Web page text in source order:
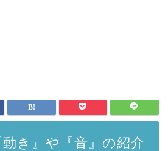
き』や『音』の紹介